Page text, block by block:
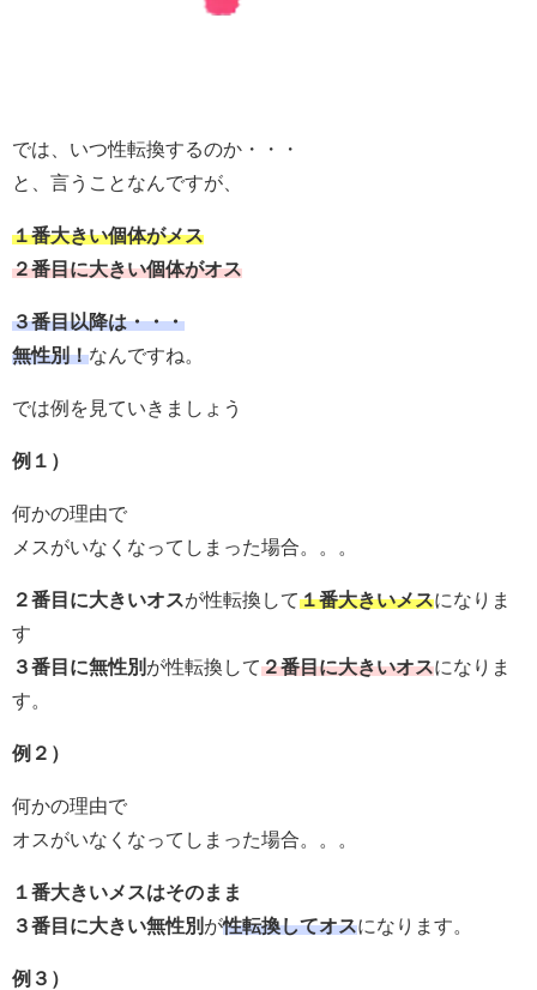
では、いつ性転換するのか・・・
と、言うことなんですが、
１番大きい個体がメス
２番目に大きい個体がオス
３番目以降は・・・
無性別！なんですね。
では例を見ていきましょう
例１）
何かの理由で
メスがいなくなってしまった場合。。。
２番目に大きいオスが性転換して１番大きいメスになりま
す
３番目に無性別 が性転換して２番目に大きいオスになりま
す。
例２）
何かの理由で
オスがいなくなってしまった場合。。。
１番大きいメスはそのまま
３番目に大きい無性別 が性転換してオスになります。
例３）